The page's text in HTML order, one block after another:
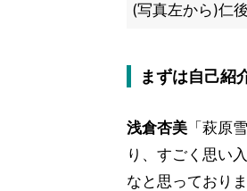
(写真左から)仁
まずは自己紹
浅倉杏美 「萩原
り、すごく思い
なと思っておりま